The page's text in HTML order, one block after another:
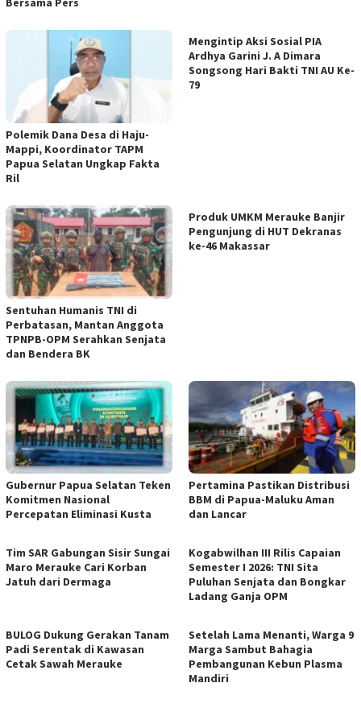
Polemik Dana Desa di Haju-
Mappi, Koordinator TAPM
Papua Selatan Ungkap Fakta
Ril
Mengintip Aksi Sosial PIA
Ardhya Garini J. A Dimara
Songsong Hari Bakti TNI AU Ke-
79
Sentuhan Humanis TNI di
Perbatasan, Mantan Anggota
TPNPB-OPM Serahkan Senjata
dan Bendera BK
Produk UMKM Merauke Banjir
Pengunjung di HUT Dekranas
ke-46 Makassar
Gubernur Papua Selatan Teken
Komitmen Nasional
Percepatan Eliminasi Kusta
Pertamina Pastikan Distribusi
BBM di Papua-Maluku Aman
dan Lancar
Tim SAR Gabungan Sisir Sungai
Maro Merauke Cari Korban
Jatuh dari Dermaga
Kogabwilhan III Rilis Capaian
Semester I 2026: TNI Sita
Puluhan Senjata dan Bongkar
Ladang Ganja OPM
BULOG Dukung Gerakan Tanam
Padi Serentak di Kawasan
Cetak Sawah Merauke
Setelah Lama Menanti, Warga 9
Marga Sambut Bahagia
Pembangunan Kebun Plasma
Mandiri